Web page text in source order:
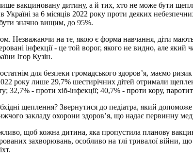
вакциновану дитину, а й тих, хто не може бути
за 6 місяців 2022 року проти деяких
значно вищим, до 95%.
Незважаючи на те, якою є форма навчання, діти
інфекції - це той ворог, якого не видно, але
Ігор Кузін.
для безпеки громадського здоров’я, маємо
року лише 29,7% шестирічних дітей отримали
32,7% - проти хіб-інфекції; 40,7% - проти кору,
щеплення? Звернутися до педіатра, який
закладу охорони здоров’я, що надає первинну
щоб кожна дитина, яка пропустила планову
захворювань, особливо на тлі тривалої